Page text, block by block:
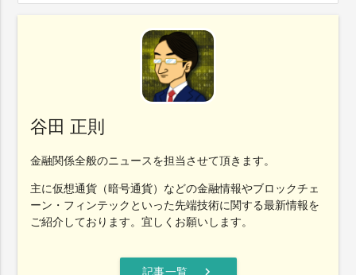
谷田 正則
金融関係全般のニュースを担当させて頂きます。
主に仮想通貨（暗号通貨）などの金融情報やブロックチェ
ーン・フィンテックといった先端技術に関する最新情報を
ご紹介しております。宜しくお願いします。
記事一覧 chevron_right